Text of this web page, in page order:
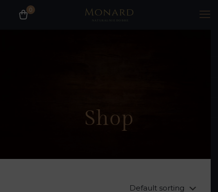
Nasz sklep internetowy jest otwarty.
0
Shop